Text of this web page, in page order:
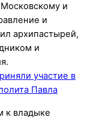
и
и
архипастырей,
и
к владыке